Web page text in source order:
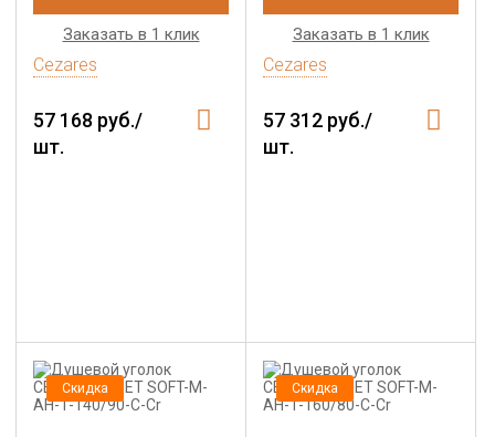
Заказать в 1 клик
Cezares
57 168 руб./
шт.
Заказать в 1 клик
Cezares
57 312 руб./
шт.
Скидка Скидка